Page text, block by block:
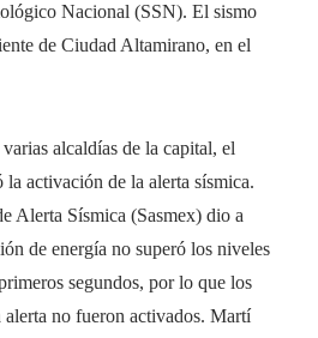
Nacional (SSN). El sismo
de Ciudad Altamirano, en el
alcaldías de la capital, el
activación de la alerta sísmica.
Alerta Sísmica (Sasmex) dio a
de energía no superó los niveles
segundos, por lo que los
alerta no fueron activados. Martí